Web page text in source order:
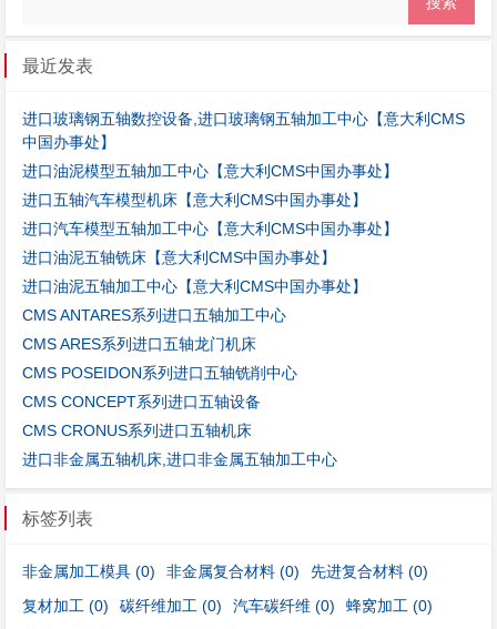
最近发表
进口玻璃钢五轴数控设备,进口玻璃钢五轴加工中心【意大利CMS
中国办事处】
进口油泥模型五轴加工中心【意大利CMS中国办事处】
进口五轴汽车模型机床【意大利CMS中国办事处】
进口汽车模型五轴加工中心【意大利CMS中国办事处】
进口油泥五轴铣床【意大利CMS中国办事处】
进口油泥五轴加工中心【意大利CMS中国办事处】
CMS ANTARES系列进口五轴加工中心
CMS ARES系列进口五轴龙门机床
CMS POSEIDON系列进口五轴铣削中心
CMS CONCEPT系列进口五轴设备
CMS CRONUS系列进口五轴机床
进口非金属五轴机床,进口非金属五轴加工中心
标签列表
非金属加工模具 (0) 非金属复合材料 (0) 先进复合材料 (0)
复材加工 (0) 碳纤维加工 (0) 汽车碳纤维 (0) 蜂窝加工 (0)